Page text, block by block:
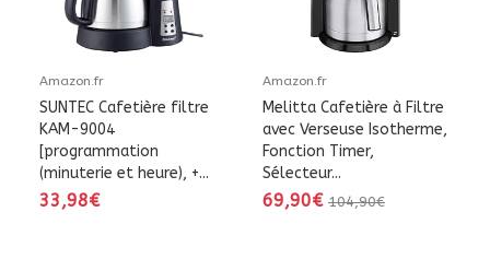
Amazon.fr
SUNTEC Cafetière filtre
KAM-9004
[programmation
(minuterie et heure), +...
33,98€
Amazon.fr
Melitta Cafetière à Filtre
avec Verseuse Isotherme,
Fonction Timer,
Sélecteur...
69,90€ 104,90€